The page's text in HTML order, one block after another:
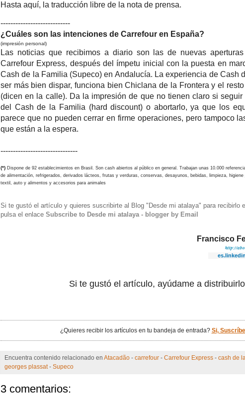
Hasta aquí, la traducción libre de la nota de prensa.
----------------------------
¿Cuáles son las intenciones de Carrefour en España?
(impresión personal)
Las noticias que recibimos a diario son las de nuevas
Carrefour Express, después del ímpetu inicial con la puesta en
Cash de la Familia (Supeco) en Andalucía. La experiencia de Cash
ser más bien dispar, funciona bien Chiclana de la Frontera y el
(dicen en la calle). Da la impresión de que no tienen claro si
del Cash de la Familia (hard discount) o abortarlo, ya que los
parece que no pueden cerrar en firme operaciones, pero tampoco
que están a la espera.
-------------------------------
(*) Dispone de 92 establecimientos en Brasil. Son cash abiertos al público en general. Trabajan unas 10.000
de alimentación, refrigerados, derivados lácteos, frutas y verduras, conservas, desayunos, bebidas, limpieza,
textil, auto y alimentos y accesorios para animales
Si te gustó el artículo y quieres suscribirte al Blog "Desde mi atalaya" para recibirlo
pulsa el enlace Subscribe to Desde mi atalaya - blogger by Email
Francisco
http://
Si te gustó el artículo, ayúdame a distribuirlo
¿Quieres recibir los artículos en tu bandeja de entrada? Si,
Encuentra contenido relacionado en Atacadão - carrefour - Carrefour Express - cash de
georges plassat- Supeco
3 comentarios: